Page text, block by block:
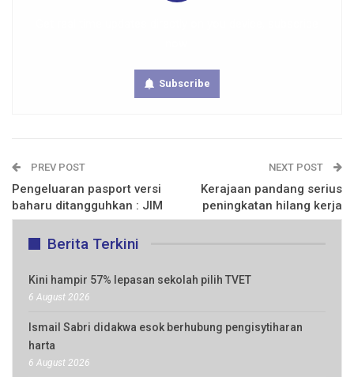
Subscribe
PREV POST
Pengeluaran pasport versi
baharu ditangguhkan : JIM
NEXT POST
Kerajaan pandang serius
peningkatan hilang kerja
Berita Terkini
Kini hampir 57% lepasan sekolah pilih TVET
6 August 2026
Ismail Sabri didakwa esok berhubung pengisytiharan
harta
6 August 2026